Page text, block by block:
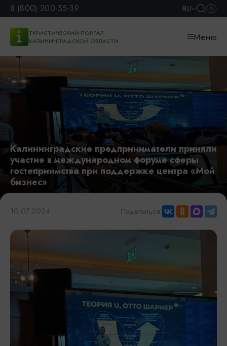
8 (800) 200-55-39 RU
ТУРИСТИЧЕСКИЙ ПОРТАЛ
КАЛИНИНГРАДСКОЙ ОБЛАСТИ
Меню
Калининградские предприниматели приняли
участие в международном форуме сферы
гостеприимства при поддержке центра «Мой
бизнес»
10.07.2024 Поделиться: